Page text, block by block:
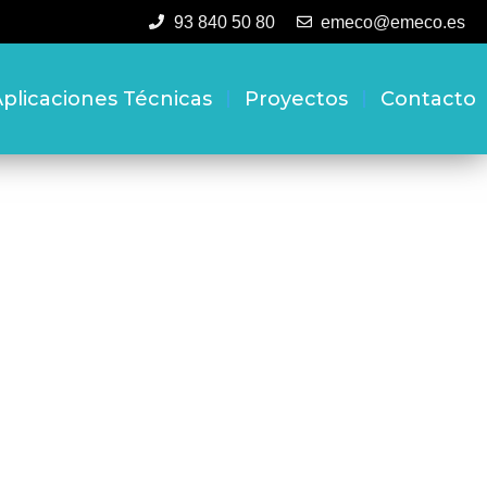
93 840 50 80 emeco@emeco.es
Técnicas Proyectos Contacto